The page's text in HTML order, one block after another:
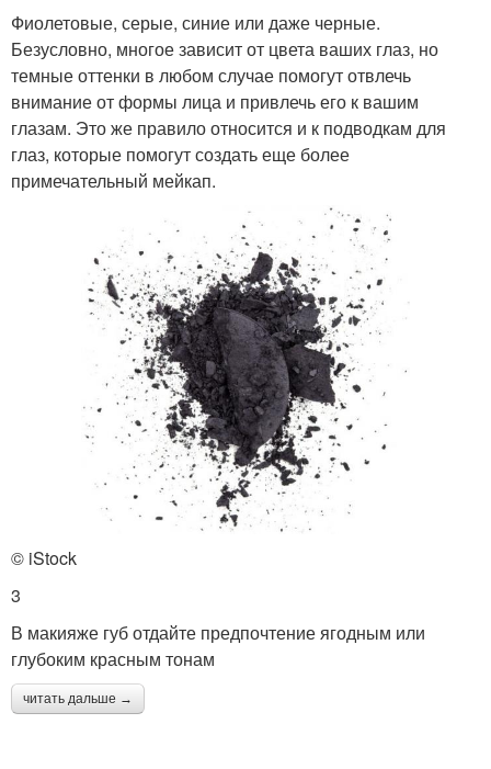
Фиолетовые, серые, синие или даже черные.
Безусловно, многое зависит от цвета ваших глаз, но
темные оттенки в любом случае помогут отвлечь
внимание от формы лица и привлечь его к вашим
глазам. Это же правило относится и к подводкам для
глаз, которые помогут создать еще более
примечательный мейкап.
© iStock
3
В макияже губ отдайте предпочтение ягодным или
глубоким красным тонам
читать дальше →